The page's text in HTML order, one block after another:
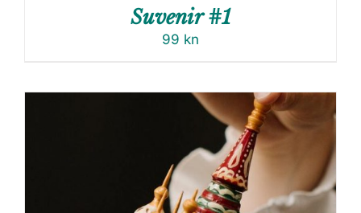
Suvenir #1
99 kn